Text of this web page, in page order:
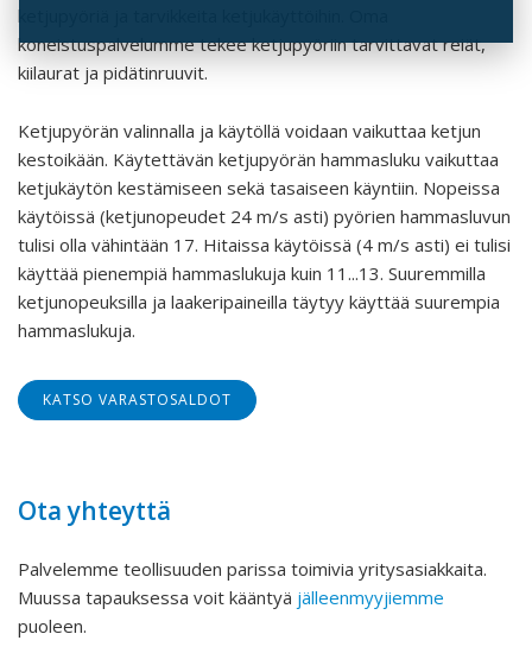
ketjupyöriä ja tarvikkeita ketjukäyttöihin. Oma
koneistuspalvelumme tekee ketjupyöriin tarvittavat reiät,
kiilaurat ja pidätinruuvit.
Ketjupyörän valinnalla ja käytöllä voidaan vaikuttaa ketjun
kestoikään. Käytettävän ketjupyörän hammasluku vaikuttaa
ketjukäytön kestämiseen sekä tasaiseen käyntiin. Nopeissa
käytöissä (ketjunopeudet 24 m/s asti) pyörien hammasluvun
tulisi olla vähintään 17. Hitaissa käytöissä (4 m/s asti) ei tulisi
käyttää pienempiä hammaslukuja kuin 11...13. Suuremmilla
ketjunopeuksilla ja laakeripaineilla täytyy käyttää suurempia
hammaslukuja.
KATSO VARASTOSALDOT
Ota yhteyttä
Palvelemme teollisuuden parissa toimivia yritysasiakkaita.
Muussa tapauksessa voit kääntyä jälleenmyyjiemme
puoleen.